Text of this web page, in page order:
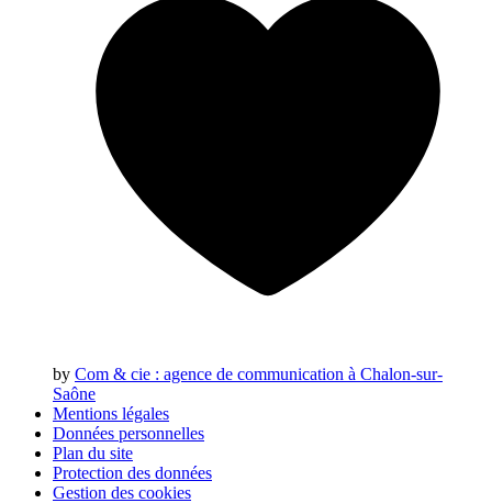
by Com & cie : agence de communication à Chalon-sur-
Saône
Mentions légales
Données personnelles
Plan du site
Protection des données
Gestion des cookies